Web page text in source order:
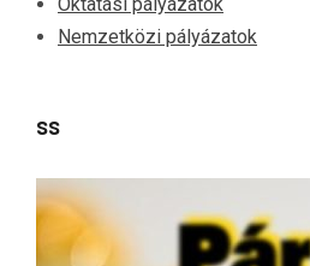
Nemzetközi pályázatok
Friss